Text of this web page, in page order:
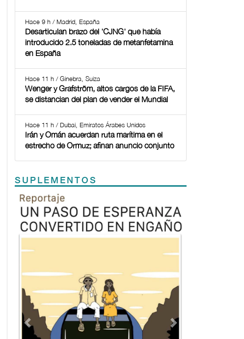
Hace 9 h / Madrid, España
Desarticulan brazo del 'CJNG' que había
introducido 2.5 toneladas de metanfetamina
en España
Hace 11 h / Ginebra, Suiza
Wenger y Grafström, altos cargos de la FIFA,
se distancian del plan de vender el Mundial
Hace 11 h / Dubai, Emiratos Árabes Unidos
Irán y Omán acuerdan ruta marítima en el
estrecho de Ormuz; afinan anuncio conjunto
SUPLEMENTOS
Previous Next